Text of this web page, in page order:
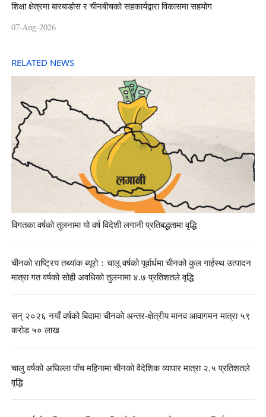
शिक्षा क्षेत्रमा बारबाडोस र चीनबीचको सहकार्यद्वारा विकासमा सहयोग
07-Aug-2026
RELATED NEWS
विगतका वर्षको तुलनामा यो वर्ष विदेशी लगानी प्रतिबद्धतामा वृद्धि
चीनको राष्ट्रिय तथ्यांक ब्यूरो：चालू वर्षको पूर्वार्धमा चीनको कुल गार्हस्थ उत्पादन
मात्रा गत वर्षको सोही अवधिको तुलनामा ४.७ प्रतिशतले वृद्धि
सन् २०२६ नयाँ वर्षको बिदामा चीनको अन्तर-क्षेत्रीय मानव आवागमन मात्रा ५९
करोड ५० लाख
चालु वर्षको अघिल्ला पाँच महिनामा चीनको वैदेशिक व्यापार मात्रा २.५ प्रतिशतले
वृद्धि